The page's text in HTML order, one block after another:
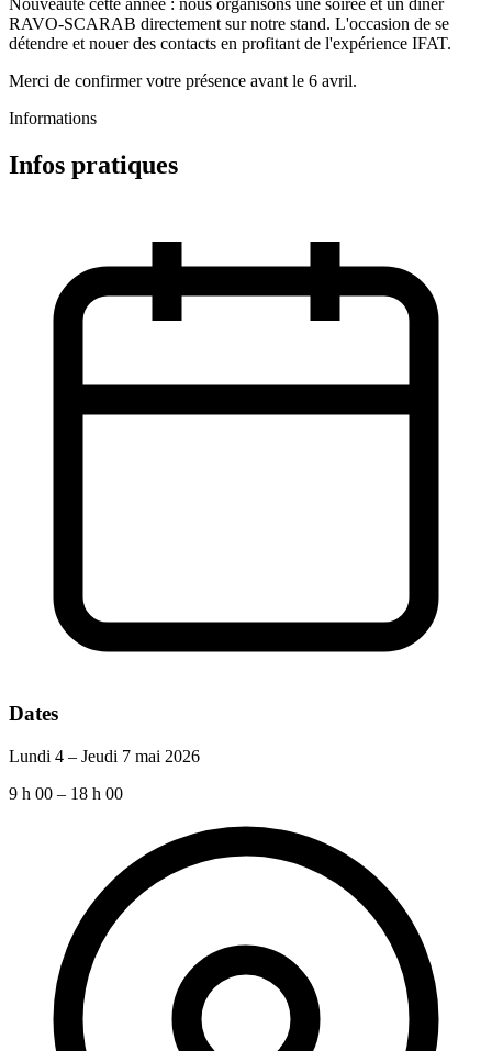
Nouveauté cette année : nous organisons une soirée et un dîner
RAVO-SCARAB directement sur notre stand. L'occasion de se
détendre et nouer des contacts en profitant de l'expérience IFAT.
Merci de confirmer votre présence avant le 6 avril.
Informations
Infos pratiques
Dates
Lundi 4 – Jeudi 7 mai 2026
9 h 00 – 18 h 00